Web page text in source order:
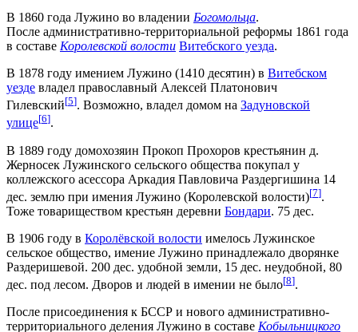
В 1860 года Лужино во владении Богомольца.
После административно-территориальной реформы 1861 года
в составе Королевской волости Витебского уезда.
В 1878 году имением Лужино (1410 десятин) в Витебском
уезде владел православный Алексей Платонович
Гилевский[5]. Возможно, владел домом на Задуновской
улице[6].
В 1889 году домохозяин Прокоп Прохоров крестьянин д.
Жерносек Лужинского сельского общества покупал у
коллежского асессора Аркадия Павловича Раздергишина 14
дес. землю при имения Лужино (Королевской волости)[7].
Тоже товариществом крестьян деревни Бондари. 75 дес.
В 1906 году в Королёвской волости имелось Лужинское
сельское общество, имение Лужино принадлежало дворянке
Раздеришевой. 200 дес. удобной земли, 15 дес. неудобной, 80
дес. под лесом. Дворов и людей в имении не было[8].
После присоединения к БССР и нового административно-
территориального деления Лужино в составе Кобыльницкого